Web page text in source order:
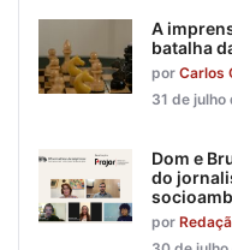
A
batalha
por Carlos
31 de julho
Dom e
do
por